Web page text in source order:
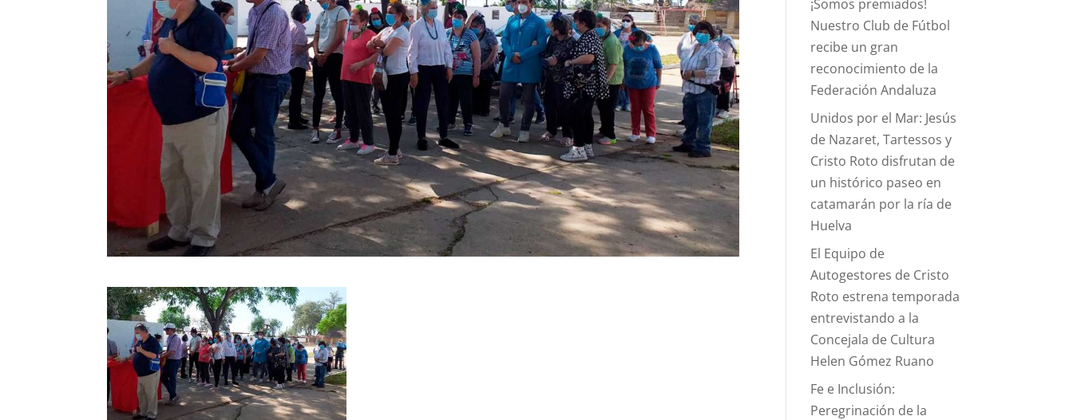
¡Somos premiados!
Nuestro Club de Fútbol
recibe un gran
reconocimiento de la
Federación Andaluza
Unidos por el Mar: Jesús
de Nazaret, Tartessos y
Cristo Roto disfrutan de
un histórico paseo en
catamarán por la ría de
Huelva
El Equipo de
Autogestores de Cristo
Roto estrena temporada
entrevistando a la
Concejala de Cultura
Helen Gómez Ruano
Fe e Inclusión:
Peregrinación de la